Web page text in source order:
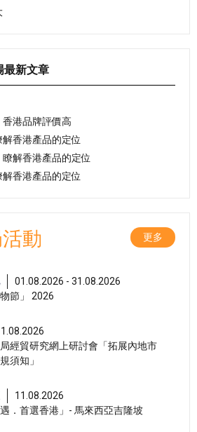
最新文章
港品牌評價高
香港產品的定位
解香港產品的定位
香港產品的定位
動 更多
01.08.2026 - 31.08.2026
物節」 2026
經貿研究網上研討會「拓展內地市
須知」
11.08.2026
遇．首選香港」- 馬來西亞吉隆坡